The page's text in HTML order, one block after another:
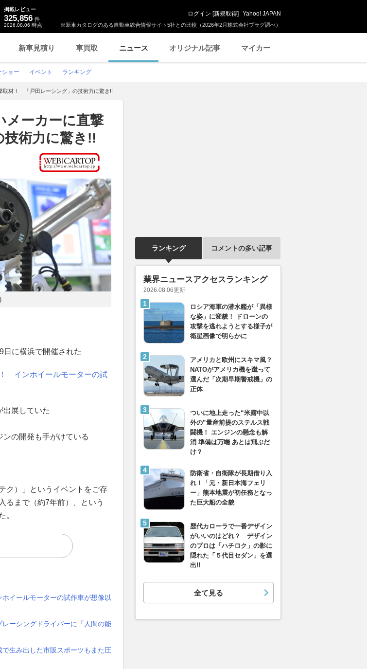
※新車カタログのある自動車総合情報サイト5社との比較（2026年2月株式会社プラグ調べ）
掲載レビュー
325,856 件
2026.08.06 時点
ログイン [新規取得] Yahoo! JAPAN
新車見積り 車買取 ニュース オリジナル記事 マイカー
ショー イベント ランキング
取材！ 「戸田レーシング」の技術力に驚き!!
メーカーに直撃
術力に驚き!!
に横浜で開催された
インホイールモーターの試
出展していた
の開発も手がけている
ク）」というイベントをご存
るまで（約7年前）、という
。
イールモーターの試作車が想像以
ーシングドライバーに「人間の能
生み出した市販スポーツもまた圧
ランキング コメントの多い記事
業界ニュースアクセスランキング
2026.08.06更新
ロシア海軍の潜水艦が「異様
な姿」に変貌！ ドローンの
攻撃を逃れようとする様子が
衛星画像で明らかに
アメリカと欧州にスキマ風？
NATOがアメリカ機を蹴って
選んだ「次期早期警戒機」の
正体
ついに地上走った“米露中以
外の”量産前提のステルス戦
闘機！ エンジンの懸念も解
消 準備は万端 あとは飛ぶだ
け？
防衛省・自衛隊が長期借り入
れ！「元・新日本海フェリ
ー」熊本地震が初任務となっ
た巨大船の全貌
歴代カローラで一番デザイン
がいいのはどれ？ デザイン
のプロは「ハチロク」の影に
隠れた「５代目セダン」を選
出!!
全て見る